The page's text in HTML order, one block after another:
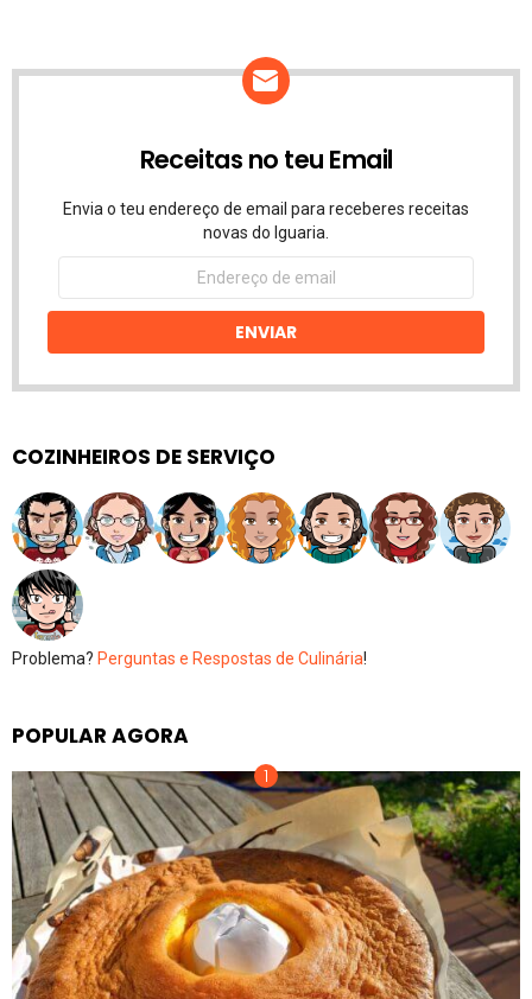
Receitas no teu Email
Envia o teu endereço de email para receberes receitas
novas do Iguaria.
Endereço
email
ENVIAR
COZINHEIROS DE SERVIÇO
Problema? Perguntas e Respostas de Culinária!
POPULAR AGORA